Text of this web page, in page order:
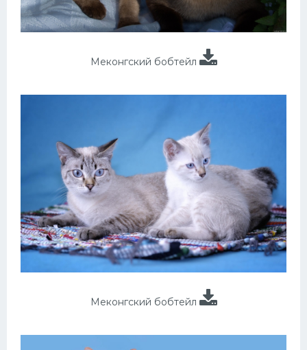
Меконгский бобтейл
Меконгский бобтейл